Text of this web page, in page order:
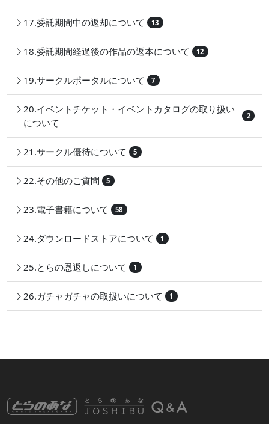
17.委託期間中の返却について 13
18.委託期間経過後の作品の返本について 12
19.サークルポータルについて 7
20.イベントチケット・イベントカタログの取り扱い
について
2
21.サークル優待について 5
22.その他のご質問 5
23.電子書籍について 58
24.ダウンロードストアについて 1
25.とらの恩返しについて 1
26.ガチャガチャの取扱いについて 1